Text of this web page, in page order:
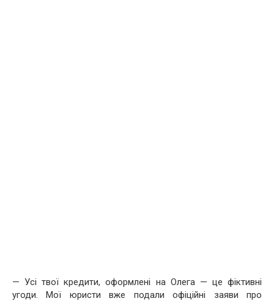
— Усі твої кредити, оформлені на Олега — це фіктивні
угоди. Мої юристи вже подали офіційні заяви про